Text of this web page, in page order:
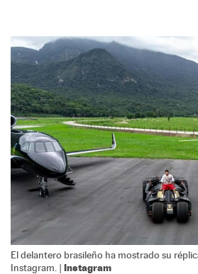
El delantero brasileño ha mostrado su
Instagram. | Instagram